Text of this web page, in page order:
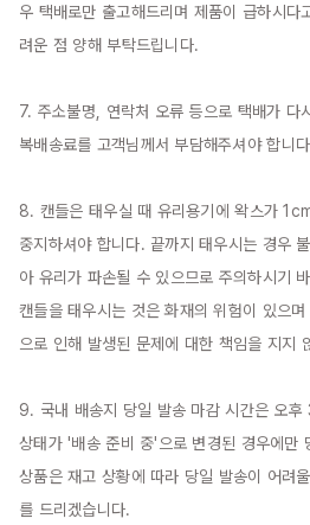
우 택배로만 출고해드리며 제품이 급하시다
려운 점 양해 부탁드립니다.
7. 주소불명, 연락처 오류 등으로 택배가 다
복배송료를 고객님께서 부담해주셔야 합니
8. 캔들은 태우실 때 유리용기에 왁스가
중지하셔야 합니다. 끝까지 태우시는 경우
아 유리가 파손될 수 있으므로 주의하시기
캔들을 태우시는 것은 화재의 위험이 있으
으로 인해 발생된 문제에 대한 책임을 지지
9. 국내 배송지 당일 발송 마감 시간은 오
상태가 '배송 준비 중'으로 변경된 경우에만
상품은 재고 상황에 따라 당일 발송이 어려
를 드리겠습니다.